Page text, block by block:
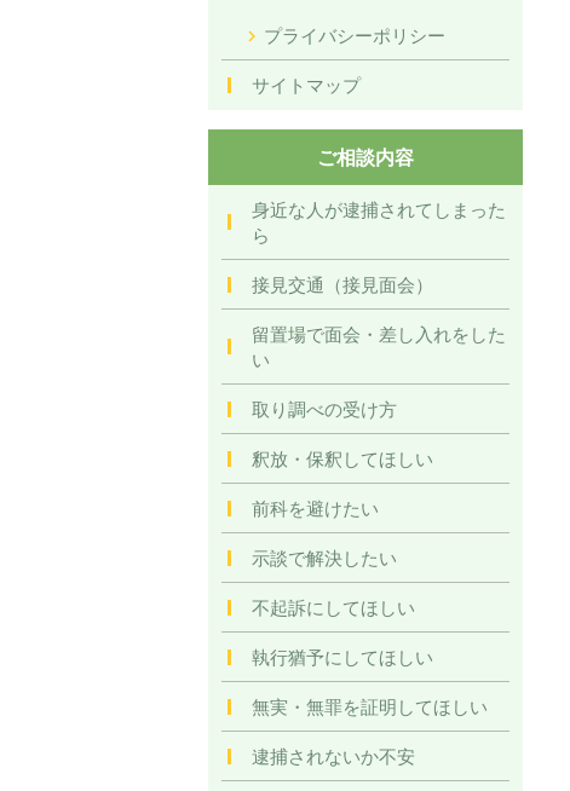
プライバシーポリシー
サイトマップ
ご相談内容
身近な人が逮捕されてしまった
ら
接見交通（接見面会）
留置場で面会・差し入れをした
い
取り調べの受け方
釈放・保釈してほしい
前科を避けたい
示談で解決したい
不起訴にしてほしい
執行猶予にしてほしい
無実・無罪を証明してほしい
逮捕されないか不安